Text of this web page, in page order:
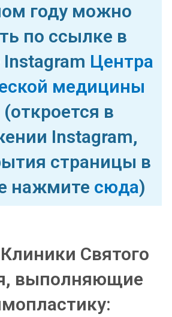
году можно
по ссылке в
Instagram Центра
медицины
(откроется в
Instagram,
страницы в
нажмите сюда)
Святого
выполняющие